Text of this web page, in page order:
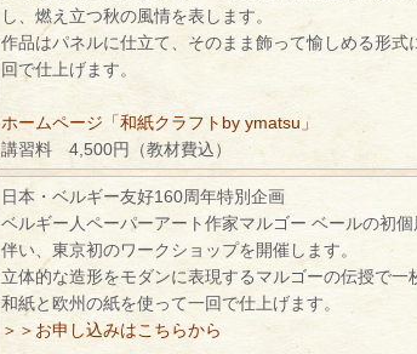
し、燃え立つ秋の風情を表します。
作品はパネルに仕立て、そのまま飾って愉しめる形式
回で仕上げます。
ホームページ「和紙クラフトby ymatsu」
講習料 4,500円（教材費込）
日本・ベルギー友好160周年特別企画
ベルギー人ペーパーアート作家マルゴー ベールの初個
伴い、東京初のワークショップを開催します。
立体的な造形をモダンに表現するマルゴーの伝授で一
和紙と欧州の紙を使って一回で仕上げます。
＞＞お申し込みはこちらから